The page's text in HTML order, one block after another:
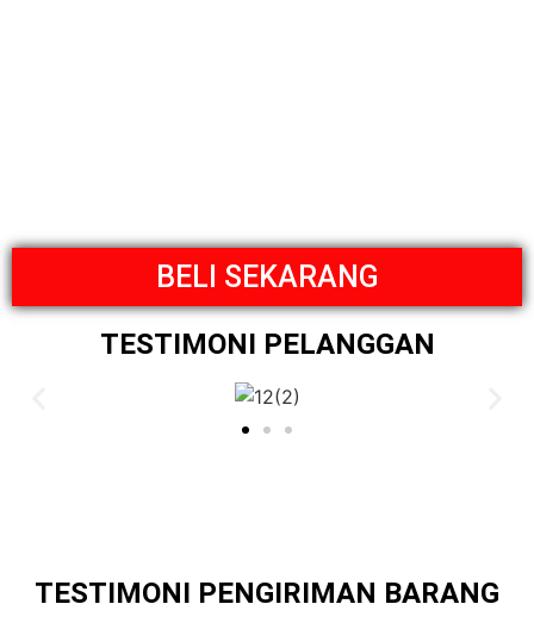
BELI SEKARANG
TESTIMONI PELANGGAN
TESTIMONI PENGIRIMAN BARANG